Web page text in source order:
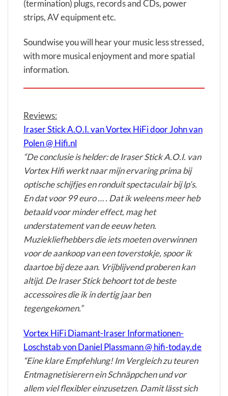
(termination) plugs, records and CDs, power
strips, AV equipment etc.
Soundwise you will hear your music less stressed,
with more musical enjoyment and more spatial
information.
Reviews:
Iraser Stick A.O.I. van Vortex HiFi door John van
Polen @ Hifi.nl
“De conclusie is helder: de Iraser Stick A.O.I. van
Vortex Hifi werkt naar mijn ervaring prima bij
optische schijfjes en ronduit spectaculair bij lp’s.
En dat voor 99 euro … . Dat ik weleens meer heb
betaald voor minder effect, mag het
understatement van de eeuw heten.
Muziekliefhebbers die iets moeten overwinnen
voor de aankoop van een toverstokje, spoor ik
daartoe bij deze aan. Vrijblijvend proberen kan
altijd. De Iraser Stick behoort tot de beste
accessoires die ik in dertig jaar ben
tegengekomen.”
Vortex HiFi Diamant-Iraser Informationen-
Loschstab von Daniel Plassmann @ hifi-today.de
“Eine klare Empfehlung! Im Vergleich zu teuren
Entmagnetisierern ein Schnäppchen und vor
allem viel flexibler einzusetzen. Damit lässt sich